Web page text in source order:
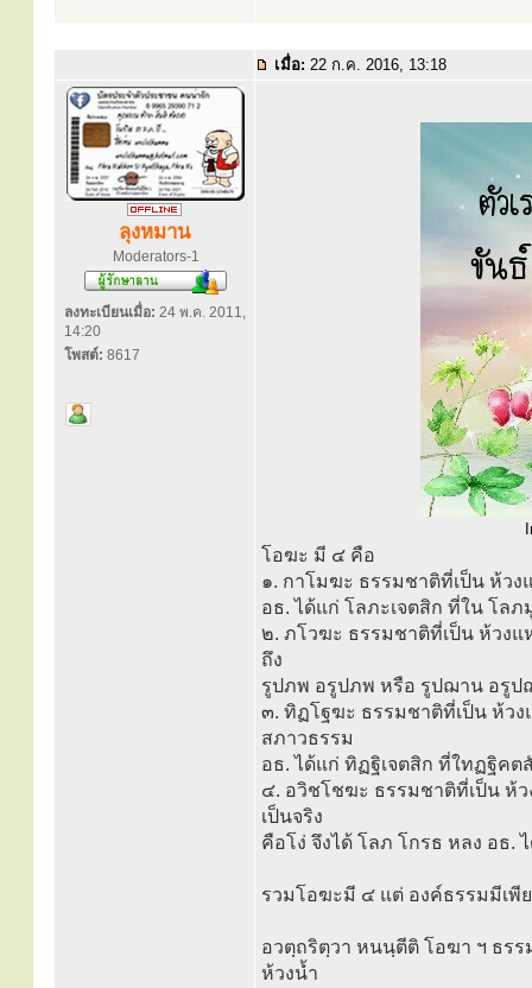
เมื่อ: 22 ก.ค. 2016, 13:18
ลุงหมาน
Moderators-1
ลงทะเบียนเมื่อ: 24 พ.ค. 2011,
14:20
โพสต์: 8617
โอฆะ มี ๔ คือ
๑. กาโมฆะ ธรรมชาติที่เป็น ห้ว
อธ. ได้แก่ โลภะเจตสิก ที่ใน โล
๒. ภโวฆะ ธรรมชาติที่เป็น ห้วง
ถึง
รูปภพ อรูปภพ หรือ รูปฌาน อรูป
๓. ทิฏโฐฆะ ธรรมชาติที่เป็น ห้วง
สภาวธรรม
อธ. ได้แก่ ทิฏฐิเจตสิก ที่ใทฏฐิคต
๔. อวิชโชฆะ ธรรมชาติที่เป็น ห้
เป็นจริง
คือโง่ จึงได้ โลภ โกรธ หลง อธ.
รวมโอฆะมี ๔ แต่ องค์ธรรมมีเพี
อวตฺถริตฺวา หนนฺตีติ โอฆา ฯ ธร
ห้วงน้ำ